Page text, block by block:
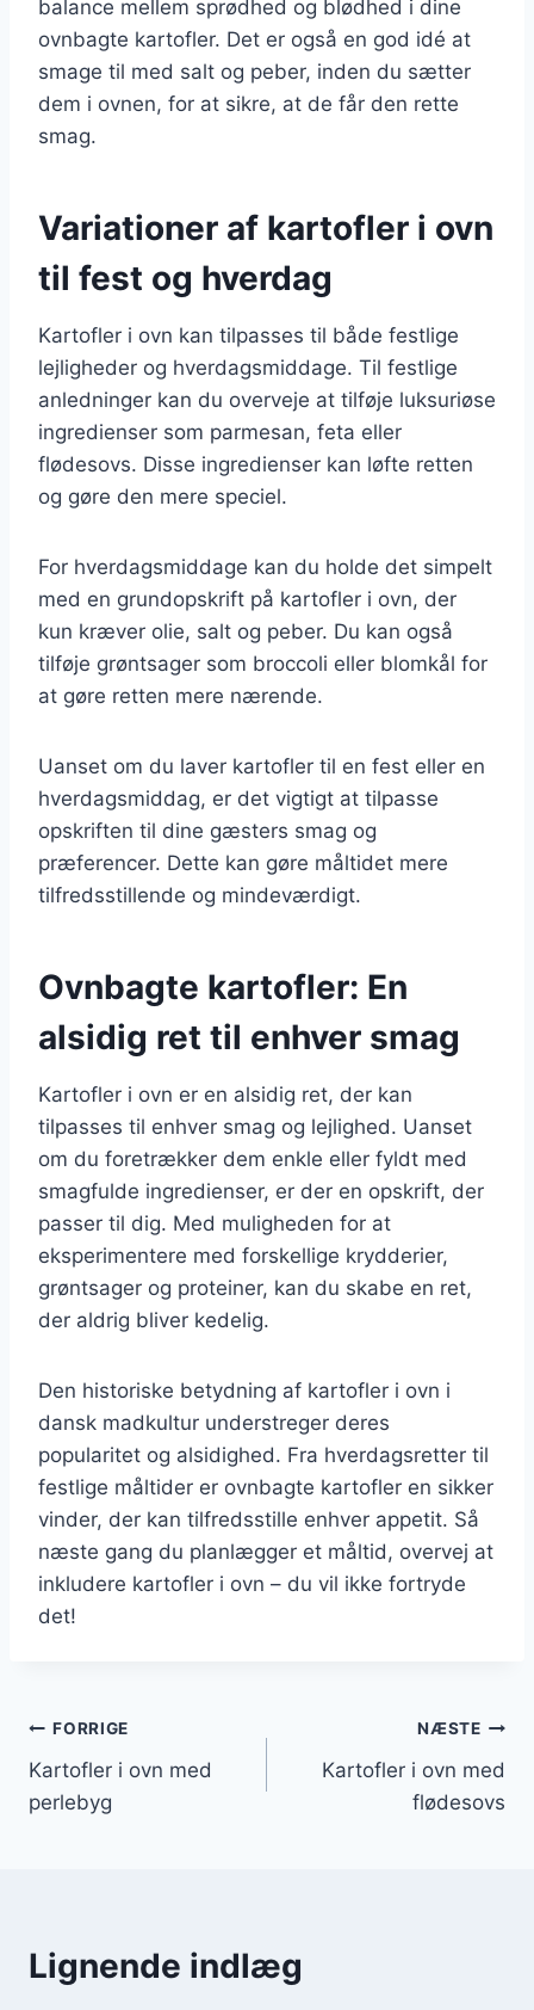
balance mellem sprødhed og blødhed i dine
ovnbagte kartofler. Det er også en god idé at
smage til med salt og peber, inden du sætter
dem i ovnen, for at sikre, at de får den rette
smag.
Variationer af kartofler i ovn
til fest og hverdag
Kartofler i ovn kan tilpasses til både festlige
lejligheder og hverdagsmiddage. Til festlige
anledninger kan du overveje at tilføje luksuriøse
ingredienser som parmesan, feta eller
flødesovs. Disse ingredienser kan løfte retten
og gøre den mere speciel.
For hverdagsmiddage kan du holde det simpelt
med en grundopskrift på kartofler i ovn, der
kun kræver olie, salt og peber. Du kan også
tilføje grøntsager som broccoli eller blomkål for
at gøre retten mere nærende.
Uanset om du laver kartofler til en fest eller en
hverdagsmiddag, er det vigtigt at tilpasse
opskriften til dine gæsters smag og
præferencer. Dette kan gøre måltidet mere
tilfredsstillende og mindeværdigt.
Ovnbagte kartofler: En
alsidig ret til enhver smag
Kartofler i ovn er en alsidig ret, der kan
tilpasses til enhver smag og lejlighed. Uanset
om du foretrækker dem enkle eller fyldt med
smagfulde ingredienser, er der en opskrift, der
passer til dig. Med muligheden for at
eksperimentere med forskellige krydderier,
grøntsager og proteiner, kan du skabe en ret,
der aldrig bliver kedelig.
Den historiske betydning af kartofler i ovn i
dansk madkultur understreger deres
popularitet og alsidighed. Fra hverdagsretter til
festlige måltider er ovnbagte kartofler en sikker
vinder, der kan tilfredsstille enhver appetit. Så
næste gang du planlægger et måltid, overvej at
inkludere kartofler i ovn – du vil ikke fortryde
det!
Indlægsnavigation
FORRIGE
Kartofler i ovn med
perlebyg
NÆSTE
Kartofler i ovn med
flødesovs
Lignende indlæg